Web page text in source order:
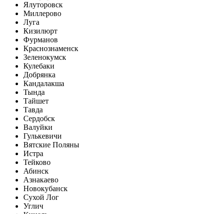
Ялуторовск
Миллерово
Луга
Кизилюрт
Фурманов
Краснознаменск
Зеленокумск
Кулебаки
Добрянка
Кандалакша
Тында
Тайшет
Тавда
Сердобск
Валуйки
Гулькевичи
Вятские Поляны
Истра
Тейково
Абинск
Азнакаево
Новокубанск
Сухой Лог
Углич